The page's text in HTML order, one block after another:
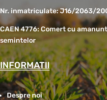
Nr. inmatriculate: J16/2063/
CAEN 4776: Comert cu
semintelor
INFORMATII
Despre noi